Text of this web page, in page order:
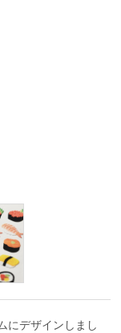
にデザインしまし